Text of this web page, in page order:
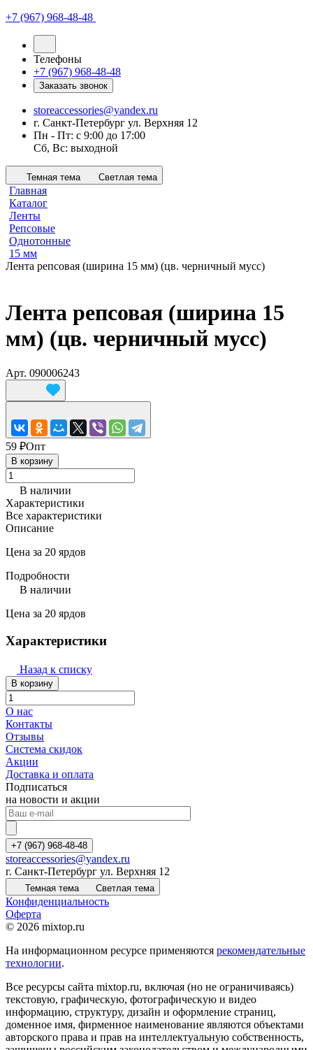
+7 (967) 968-48-48
Телефоны
+7 (967) 968-48-48
Заказать звонок
storeaccessories@yandex.ru
г. Санкт-Петербург ул. Верхняя 12
Пн - Пт: с 9:00 до 17:00
Сб, Вс: выходной
Темная тема Светлая тема
Главная
Каталог
Ленты
Репсовые
Однотонные
15 мм
Лента репсовая (ширина 15 мм) (цв. черничный мусс)
Лента репсовая (ширина 15
мм) (цв. черничный мусс)
Арт. 090006243
59 ₽Опт
В корзину
В наличии
Характеристики
Все характеристики
Описание
Цена за 20 ярдов
Подробности
В наличии
Цена за 20 ярдов
Характеристики
Назад к списку
В корзину
О нас
Контакты
Отзывы
Система скидок
Акции
Доставка и оплата
Подписаться
на новости и акции
+7 (967) 968-48-48
storeaccessories@yandex.ru
г. Санкт-Петербург ул. Верхняя 12
Темная тема Светлая тема
Конфиденциальность
Оферта
© 2026 mixtop.ru
На информационном ресурсе применяются рекомендательные
технологии.
Все ресурсы сайта mixtop.ru, включая (но не ограничиваясь)
текстовую, графическую, фотографическую и видео
информацию, структуру, дизайн и оформление страниц,
доменное имя, фирменное наименование являются объектами
авторского права и прав на интеллектуальную собственность,